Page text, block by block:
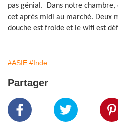
pas génial.
Dans notre chambre,
cet après midi au marché. Deux
douche est froide et le wifi est
#ASIE #Inde
Partager